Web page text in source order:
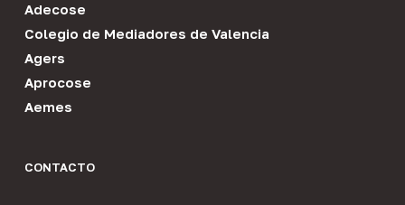
Adecose
Colegio de Mediadores de Valencia
Agers
Aprocose
Aemes
CONTACTO